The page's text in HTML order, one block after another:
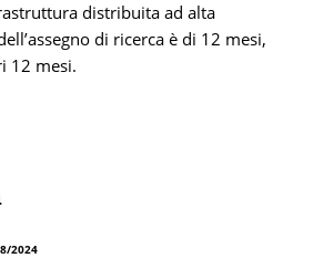
distribuita ad alta
di ricerca è di 12 mesi,
12 mesi.
2024